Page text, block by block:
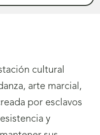
cultural
arte marcial,
por esclavos
y